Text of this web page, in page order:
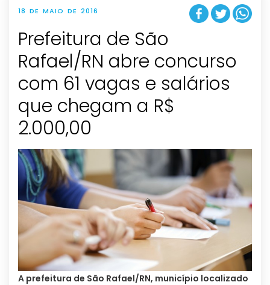
18 DE MAIO DE 2016
Prefeitura de São
Rafael/RN abre concurso
com 61 vagas e salários
que chegam a R$
2.000,00
A prefeitura de São Rafael/RN, município localizado